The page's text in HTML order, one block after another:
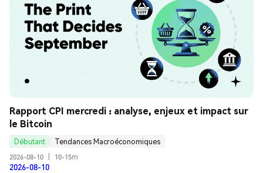
Rapport CPI mercredi : analyse, enjeux et impact sur
le Bitcoin
Débutant
Tendances Macroéconomiques
2026-08-10
10-15m
2026-08-10